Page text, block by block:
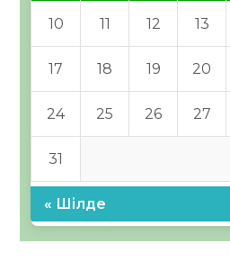
10 11 12 13
17 18 19 20
24 25 26 27
31
« Шілде